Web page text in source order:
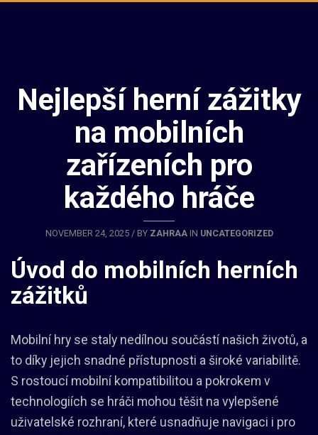
Nejlepší herní zážitky
na mobilních
zařízeních pro
každého hráče
NOVEMBER 24, 2025 / BY ZAHRAAIN UNCATEGORIZED
Úvod do mobilních herních
zážitků
Mobilní hry se staly nedílnou součástí našich životů, a
to díky jejich snadné přístupnosti a široké variabilitě.
S rostoucí mobilní kompatibilitou a pokrokem v
technologiích se hráči mohou těšit na vylepšené
uživatelské rozhraní, které usnadňuje navigaci i pro